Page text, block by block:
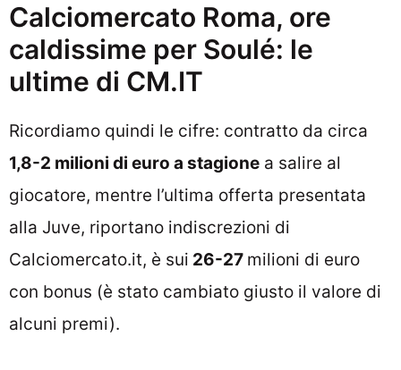
Calciomercato Roma, ore
caldissime per Soulé: le
ultime di CM.IT
Ricordiamo quindi le cifre: contratto da circa
1,8-2 milioni di euro a stagione a salire al
giocatore, mentre l’ultima offerta presentata
alla Juve, riportano indiscrezioni di
Calciomercato.it, è sui 26-27 milioni di euro
con bonus (è stato cambiato giusto il valore di
alcuni premi).